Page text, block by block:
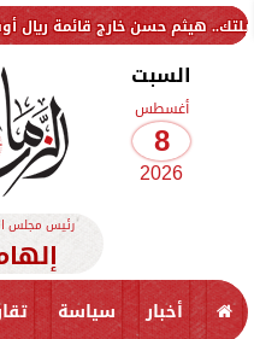
خارج قائمة ريال أوفييدو أمام
السبت
أغسطس
8
2026
رئيس مجلس
أخبار سياسة